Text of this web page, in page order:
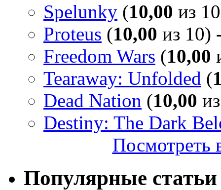
Spelunky (10,00 из
Proteus (10,00 из 10)
Freedom Wars (10,00
Tearaway: Unfolded (
Dead Nation (10,00
Destiny: The Dark
Посмотреть
Популярные статьи